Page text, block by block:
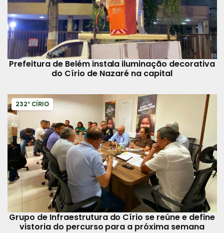
Prefeitura de Belém instala iluminação decorativa
do Círio de Nazaré na capital
232º CÍRIO
Grupo de Infraestrutura do Círio se reúne e define
vistoria do percurso para a próxima semana